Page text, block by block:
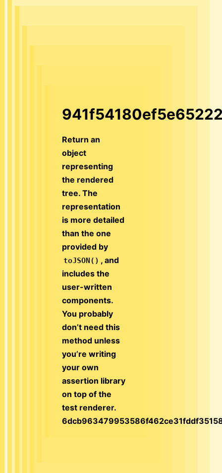
Return an
object
representing
the rendered
tree. The
representation
is more detailed
than the one
provided by
toJSON() , and
includes the
user-written
components.
You probably
don’t need this
method unless
you’re writing
your own
assertion library
on top of the
test renderer.